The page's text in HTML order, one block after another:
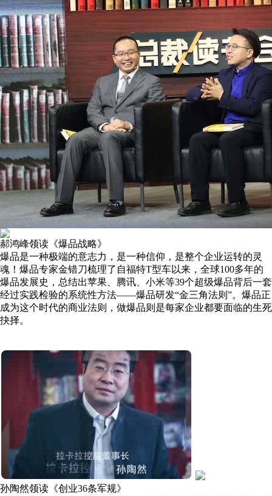
郝鸿峰领读《爆品战略》
爆品是一种极端的意志力，是一种信仰，是整个企业运转的灵
魂！爆品专家金错刀梳理了自福特T型车以来，全球100多年的
爆品发展史，总结出苹果、腾讯、小米等39个超级爆品背后一套
经过实践检验的系统性方法——爆品研发“金三角法则”。爆品正
成为这个时代的商业法则，做爆品则是每家企业都要面临的生死
抉择。
孙陶然领读《创业36条军规》